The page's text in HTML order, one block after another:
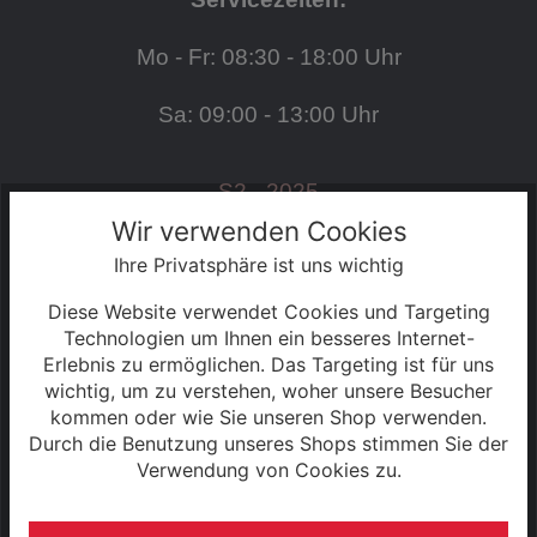
Mo - Fr: 08:30 - 18:00 Uhr
Sa: 09:00 - 13:00 Uhr
S2 - 2025
Kontakt
Warenkorb
Konto
Wir verwenden Cookies
Ihre Privatsphäre ist uns wichtig
Diese Website verwendet Cookies und Targeting
Technologien um Ihnen ein besseres Internet-
Erlebnis zu ermöglichen. Das Targeting ist für uns
wichtig, um zu verstehen, woher unsere Besucher
kommen oder wie Sie unseren Shop verwenden.
Durch die Benutzung unseres Shops stimmen Sie der
Verwendung von Cookies zu.